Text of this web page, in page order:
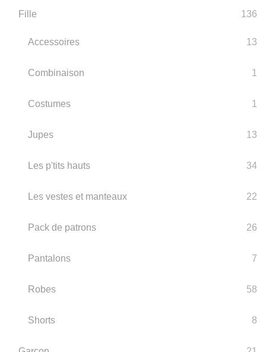
Fille 136
Accessoires 13
Combinaison 1
Costumes 1
Jupes 13
Les p'tits hauts 34
Les vestes et manteaux 22
Pack de patrons 26
Pantalons 7
Robes 58
Shorts 8